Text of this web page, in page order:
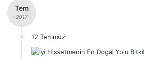
Tem
- 2017 -
12 Temmuz